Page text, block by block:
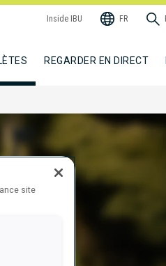
Inside IBU FR
REGARDER EN DIRECT
site